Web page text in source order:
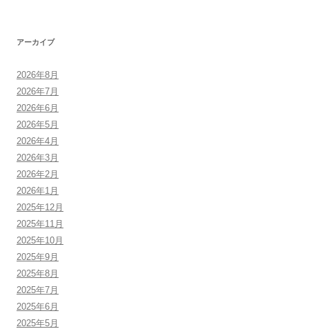
アーカイブ
2026年8月
2026年7月
2026年6月
2026年5月
2026年4月
2026年3月
2026年2月
2026年1月
2025年12月
2025年11月
2025年10月
2025年9月
2025年8月
2025年7月
2025年6月
2025年5月